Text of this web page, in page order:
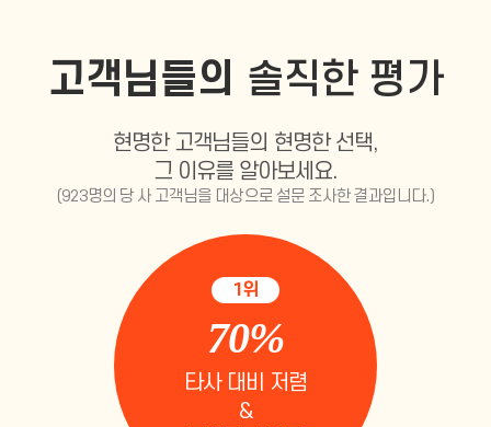
고객님들의 솔직한 평가
현명한 고객님들의 현명한 선택,
그 이유를 알아보세요.
(923명의 당 사 고객님을 대상으로 설문 조사한 결과입니다.)
1위
70%
타사 대비 저렴
&